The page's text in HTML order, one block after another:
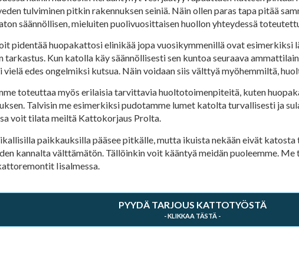
tulviminen pitkin rakennuksen seiniä. Näin ollen paras tapa pitää
säännöllisen, mieluiten puolivuosittaisen huollon yhteydessä
pidentää huopakattosi elinikää jopa vuosikymmenillä ovat
tarkastus. Kun katolla käy säännöllisesti sen kuntoa seuraava
vielä edes ongelmiksi kutsua. Näin voidaan siis välttyä myöhemmiltä,
toteuttaa myös erilaisia tarvittavia huoltotoimenpiteitä, kuten
Talvisin me esimerkiksi pudotamme lumet katolta turvallisesti ja
voit tilata meiltä Kattokorjaus Prolta.
paikkauksilla pääsee pitkälle, mutta ikuista nekään eivät
kannalta välttämätön. Tällöinkin voit kääntyä meidän puoleemme.
Iisalmessa.
PYYDÄ TARJOUS KATTOTYÖSTÄ